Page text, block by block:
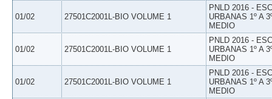
01/02 27501C2001L-BIO VOLUME 1
PNLD 2016 -
URBANAS 1º A
MEDIO
01/02 27501C2001L-BIO VOLUME 1
PNLD 2016 -
URBANAS 1º A
MEDIO
01/02 27501C2001L-BIO VOLUME 1
PNLD 2016 -
URBANAS 1º A
MEDIO